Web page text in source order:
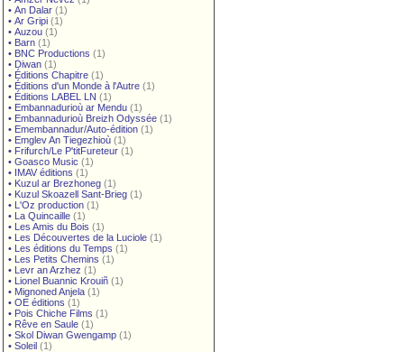
• An Dalar (1)
• Ar Gripi (1)
• Auzou (1)
• Barn (1)
• BNC Productions (1)
• Diwan (1)
• Éditions Chapitre (1)
• Éditions d'un Monde à l'Autre (1)
• Éditions LABEL LN (1)
• Embannadurioù ar Mendu (1)
• Embannadurioù Breizh Odyssée (1)
• Emembannadur/Auto-édition (1)
• Emglev An Tiegezhioù (1)
• Frifurch/Le P'titFureteur (1)
• Goasco Music (1)
• IMAV éditions (1)
• Kuzul ar Brezhoneg (1)
• Kuzul Skoazell Sant-Brieg (1)
• L'Oz production (1)
• La Quincaille (1)
• Les Amis du Bois (1)
• Les Découvertes de la Luciole (1)
• Les éditions du Temps (1)
• Les Petits Chemins (1)
• Levr an Arzhez (1)
• Lionel Buannic Krouiñ (1)
• Mignoned Anjela (1)
• OE éditions (1)
• Pois Chiche Films (1)
• Rêve en Saule (1)
• Skol Diwan Gwengamp (1)
• Soleil (1)